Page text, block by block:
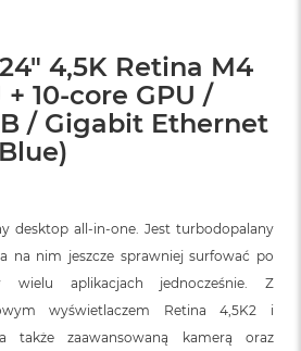
4,5K Retina M4
+ 10-core GPU /
/ Gigabit Ethernet
desktop all‑in‑one. Jest turbodopalany
na nim jeszcze sprawniej surfować po
aplikacjach jednocześnie. Z
wyświetlaczem Retina 4,5K2 i
także zaawansowaną kamerą oraz